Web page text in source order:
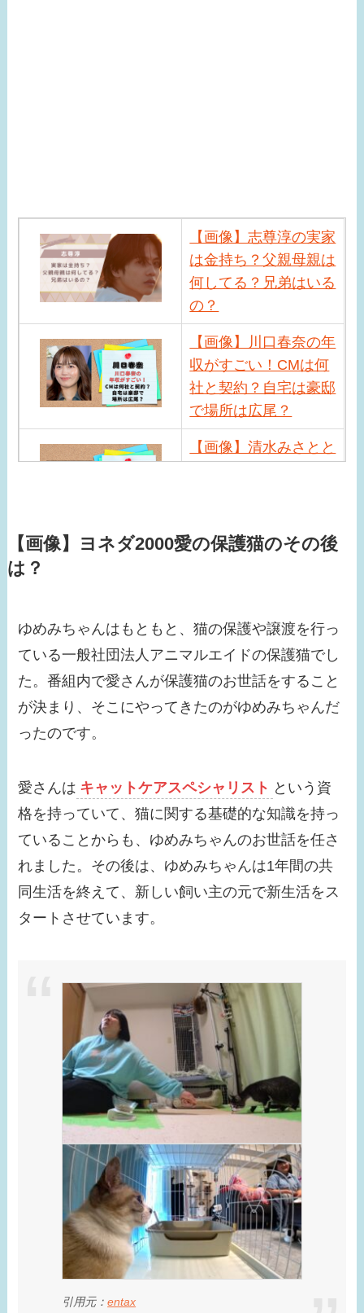
【画像】志尊淳の実家
は金持ち？父親母親は
何してる？兄弟はいる
の？
【画像】川口春奈の年
収がすごい！CMは何
社と契約？自宅は豪邸
で場所は広尾？
【画像】清水みさとと
【画像】小峠英二の年
【画像】小芝風花はド
ラマ共演者と似てる！
べらぼうでの問題シー
ンが話題に！
っぴんがかわいすぎ
る！
婚相手はだれ？歴代彼
氏は？恋愛観も確認！
父親の職業がスゴイ！
【画像】貴島明日香の
旦那はだれ？久保田悠
来とキスした？歴代彼
氏３選！
してる？テレビに出な
い理由はなに？現在の
活動は？
【画像】ヨネダ2000愛の保護猫のその後
は？
ゆめみちゃんはもともと、猫の保護や譲渡を行っ
ている一般社団法人アニマルエイドの保護猫でし
た。番組内で愛さんが保護猫のお世話をすること
が決まり、そこにやってきたのがゆめみちゃんだ
ったのです。
愛さんは キャットケアスペシャリスト という資
格を持っていて、猫に関する基礎的な知識を持っ
ていることからも、ゆめみちゃんのお世話を任さ
れました。その後は、ゆめみちゃんは1年間の共
同生活を終えて、新しい飼い主の元で新生活をス
タートさせています。
引用元：entax